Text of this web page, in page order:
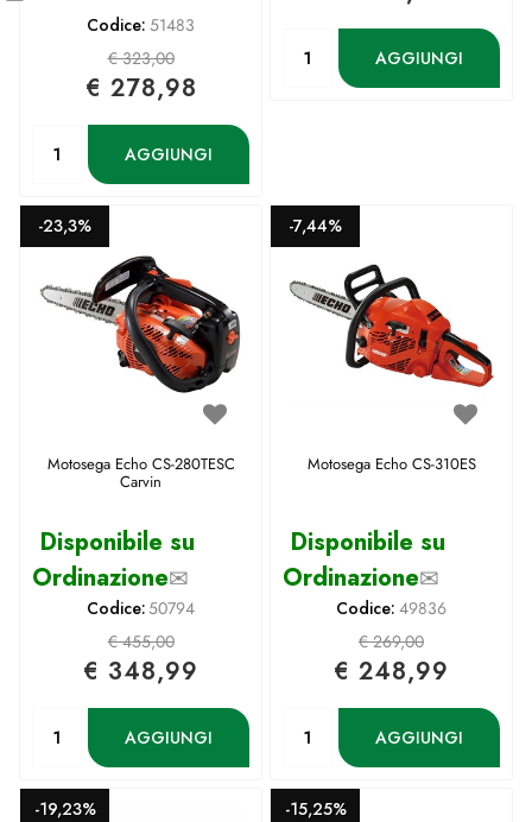
Codice: 51483
€ 323,00
€ 278,98
AGGIUNGI
AGGIUNGI
-23,3%
Motosega Echo CS-280TESC
Carvin
Disponibile su
Ordinazione✉
Codice:50794
€ 455,00
€ 348,99
AGGIUNGI
-7,44%
Motosega Echo CS-310ES
Disponibile su
Ordinazione✉
Codice: 49836
€ 269,00
€ 248,99
AGGIUNGI
-19,23% -15,25%